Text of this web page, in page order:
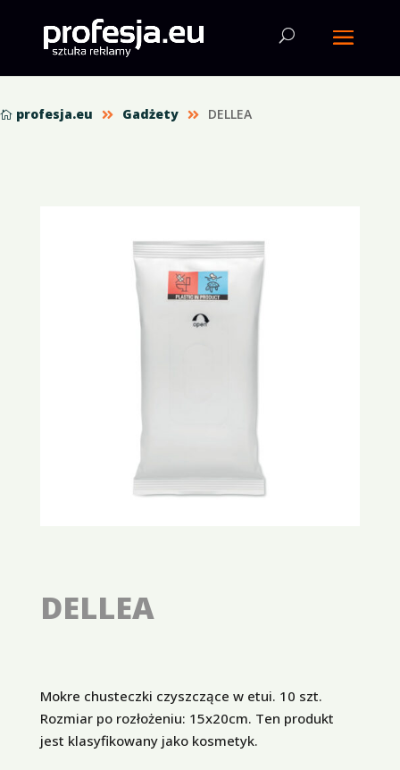
 profesja.eu  Gadżety  DELLEA
DELLEA
Mokre chusteczki czyszczące w etui. 10 szt.
Rozmiar po rozłożeniu: 15x20cm. Ten produkt
jest klasyfikowany jako kosmetyk.